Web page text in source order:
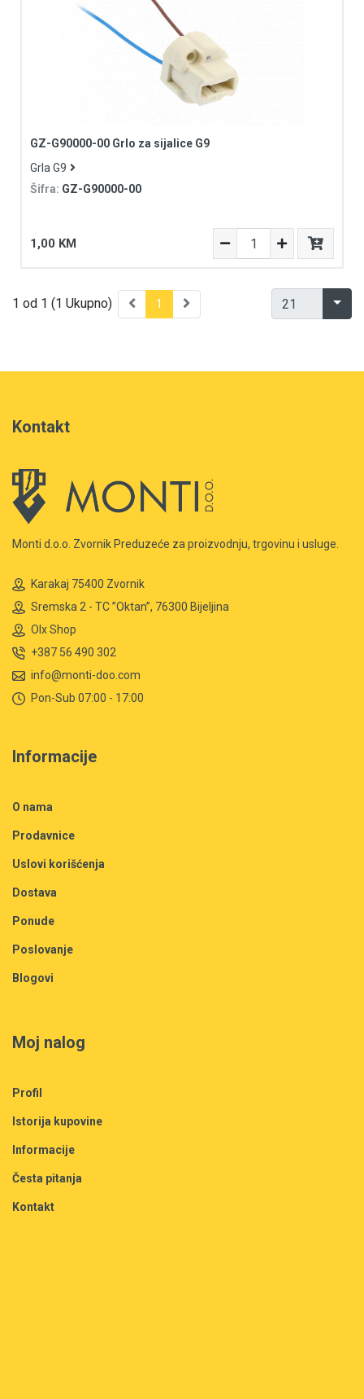
GZ-G90000-00 Grlo za sijalice G9
Grla G9
Šifra: GZ-G90000-00
1,00 KM
1 od 1 (1 Ukupno) 1
Kontakt
Monti d.o.o. Zvornik Preduzeće za proizvodnju, trgovinu i usluge.
Karakaj 75400 Zvornik
Sremska 2 - TC ”Oktan”, 76300 Bijeljina
Olx Shop
+387 56 490 302
info@monti-doo.com
Pon-Sub 07:00 - 17:00
Informacije
O nama
Prodavnice
Uslovi korišćenja
Dostava
Ponude
Poslovanje
Blogovi
Moj nalog
Profil
Istorija kupovine
Informacije
Česta pitanja
Kontakt